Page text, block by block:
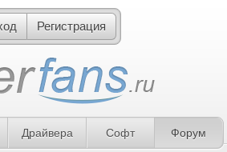
Регистрация
Драйвера Софт Форум